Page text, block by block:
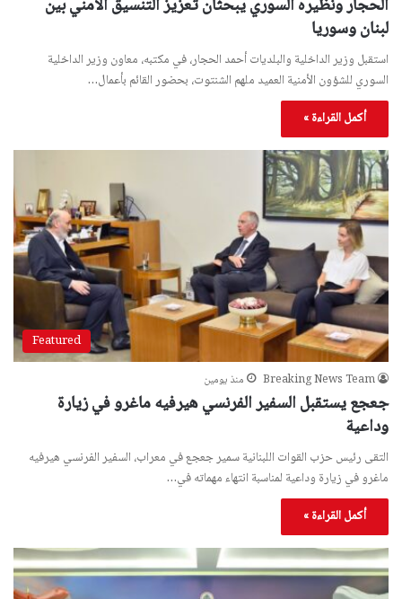
الحجار ونظيره السوري يبحثان تعزيز التنسيق الأمني بين
لبنان وسوريا
استقبل وزير الداخلية والبلديات أحمد الحجار، في مكتبه، معاون وزير الداخلية
السوري للشؤون الأمنية العميد ملهم الشنتوت، بحضور القائم بأعمال…
أكمل القراءة »
Featured
Breaking News Team منذ يومين
جعجع يستقبل السفير الفرنسي هيرفيه ماغرو في زيارة
وداعية
التقى رئيس حزب القوات اللبنانية سمير جعجع في معراب، السفير الفرنسي هيرفيه
ماغرو في زيارة وداعية لمناسبة انتهاء مهماته في…
أكمل القراءة »